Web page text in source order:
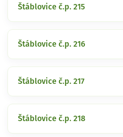
Štáblovice č.p. 215
Štáblovice č.p. 216
Štáblovice č.p. 217
Štáblovice č.p. 218